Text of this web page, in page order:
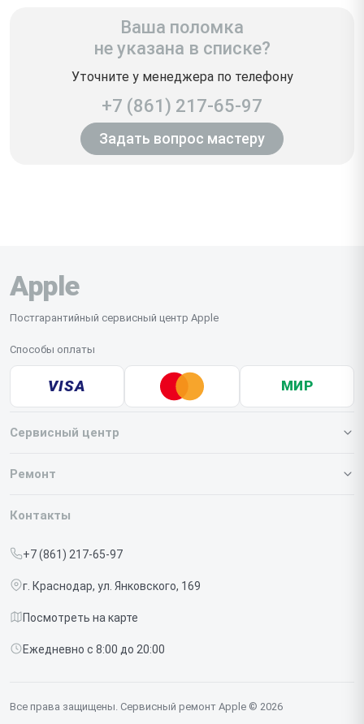
Ваша поломка
не указана в списке?
Уточните у менеджера по телефону
+7 (861) 217-65-97
Задать вопрос мастеру
Apple
Постгарантийный сервисный центр Apple
Способы оплаты
VISA МИР
Сервисный центр
О нашем сервисе
Срочный ремонт
Доставка и способы оплаты
Диагностика
Контакты
Ремонт
Iphone
Контакты
+7 (861) 217-65-97
г. Краснодар, ул. Янковского, 169
Посмотреть на карте
Ежедневно с 8:00 до 20:00
Все права защищены. Сервисный ремонт Apple © 2026